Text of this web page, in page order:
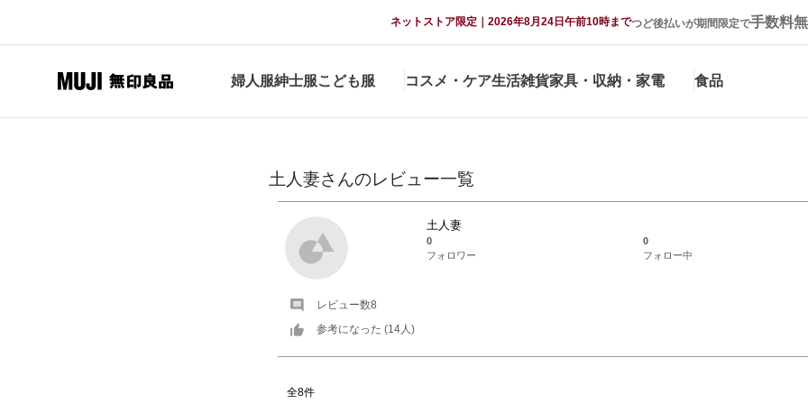
ネットストア限定｜2026年8月24日午前10時までつど後払いが期間限定で手数料
婦人服紳士服こども服 コスメ・ケア生活雑貨家具・収納・家電 食品
土人妻さんのレビュー一覧
土人妻
0
0
フォロワー
フォロー中
レビュー数8
参考になった (14 人)
全8件